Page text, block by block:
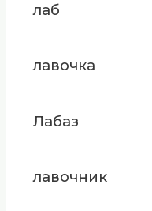
лаб
лавочка
Лабаз
лавочник